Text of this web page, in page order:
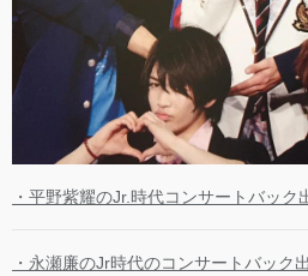
・平野紫耀のJr.時代コンサートバッ
・永瀬廉のJr時代のコンサートバック